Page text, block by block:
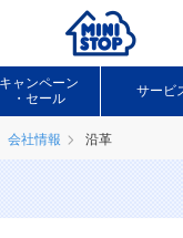
キャンペーン
・セール
サービ
会社情報 沿革